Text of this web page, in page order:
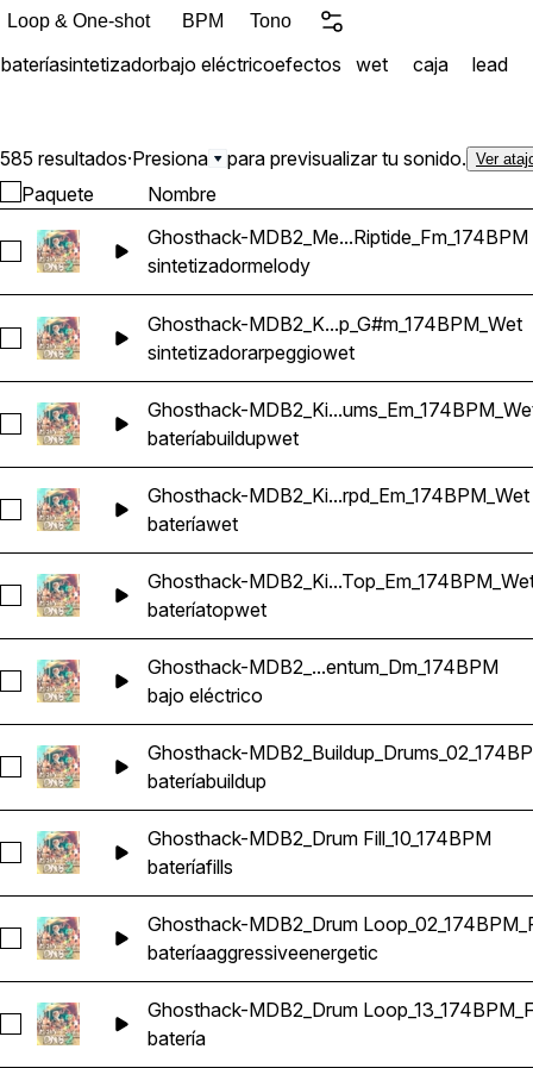
familiar structures turn
through synchronized
Mainstage Drum and
Loop & One-shot BPM Tono
bateríasintetizadorbajo eléctricoefectos wet caja lead
585 resultados·Presiona para previsualizar tu sonido. Ver
Paquete Nombre
Seleccionar Ghosthack-MDB2_Melody
Ghosthack-MDB2_Me...Riptide_Fm_174BPM
sintetizadormelody
Seleccionar Ghosthack-MDB2_Kit 2_Arp_G#m_174BPM_Wet
Ghosthack-MDB2_K...p_G#m_174BPM_Wet
sintetizadorarpeggiowet
Seleccionar Ghosthack-MDB2_Kit
Ghosthack-
bateríabuildupwet
Seleccionar Ghosthack-MDB2_Kit 1_Drum
Ghosthack-MDB2_Ki...rpd_Em_174BPM_Wet
bateríawet
Seleccionar Ghosthack-MDB2_Kit 1_Drum
Ghosthack-
bateríatopwet
Seleccionar Ghosthack-MDB2_Bass
Ghosthack-MDB2_...entum_Dm_174BPM
bajo eléctrico
Seleccionar Ghosthack-MDB2_Buildup_Drums_02_174BPM
Ghosthack-
bateríabuildup
Seleccionar Ghosthack-MDB2_Drum Fill_10_174BPM
Ghosthack-MDB2_Drum Fill_10_174BPM
bateríafills
Seleccionar Ghosthack-MDB2_Drum Loop_02_174BPM_Full
Ghosthack-MDB2_Drum
bateríaaggressiveenergetic
Seleccionar Ghosthack-MDB2_Drum Loop_13_174BPM_Full
Ghosthack-MDB2_Drum
batería